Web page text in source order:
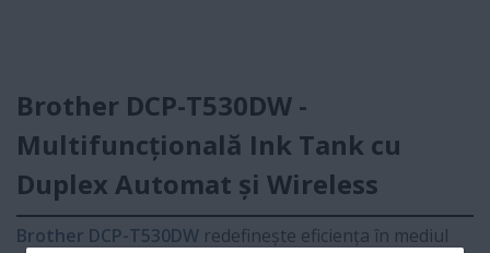
Brother DCP-T530DW -
Multifuncțională Ink Tank cu
Duplex Automat și Wireless
Brother DCP-T530DW redefinește eficiența în mediul